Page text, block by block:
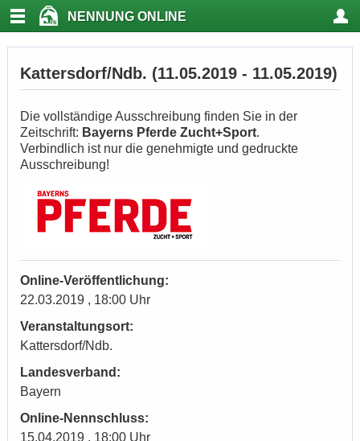
NENNUNG ONLINE
Kattersdorf/Ndb. (11.05.2019 - 11.05.2019)
Die vollständige Ausschreibung finden Sie in der
Zeitschrift: Bayerns Pferde Zucht+Sport.
Verbindlich ist nur die genehmigte und gedruckte
Ausschreibung!
Online-Veröffentlichung:
22.03.2019 , 18:00 Uhr
Veranstaltungsort:
Kattersdorf/Ndb.
Landesverband:
Bayern
Online-Nennschluss:
15.04.2019 , 18:00 Uhr